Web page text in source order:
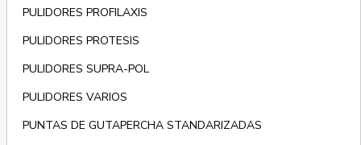
PULIDORES PROFILAXIS
PULIDORES PROTESIS
PULIDORES SUPRA-POL
PULIDORES VARIOS
PUNTAS DE GUTAPERCHA STANDARIZADAS